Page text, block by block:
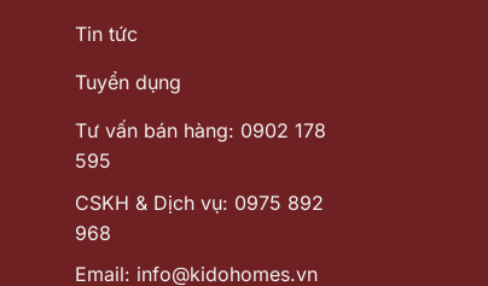
Tin tức
Tuyển dụng
Tư vấn bán hàng: 0902 178
595
CSKH & Dịch vụ: 0975 892
968
Email: info@kidohomes.vn